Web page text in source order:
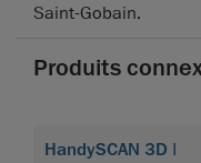
Saint-Gobain.
Produits
HandySCAN 3D |